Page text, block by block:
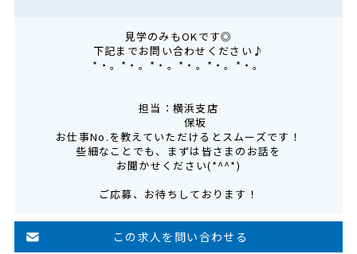
見学のみもOKです◎
下記までお問い合わせください♪
*・。*・。*・。*・。*・。*・。
担当：横浜支店
保坂
お仕事No.を教えていただけるとスムーズです！
些細なことでも、まずは皆さまのお話を
お聞かせください(*^^*)
ご応募、お待ちしております！
この求人を問い合わせる